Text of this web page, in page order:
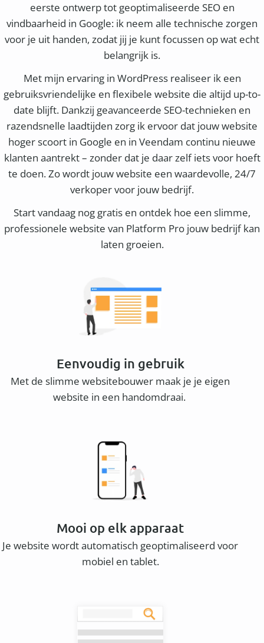
eerste ontwerp tot geoptimaliseerde SEO en
vindbaarheid in Google: ik neem alle technische zorgen
voor je uit handen, zodat jij je kunt focussen op wat echt
belangrijk is.
Met mijn ervaring in WordPress realiseer ik een
gebruiksvriendelijke en flexibele website die altijd up-to-
date blijft. Dankzij geavanceerde SEO-technieken en
razendsnelle laadtijden zorg ik ervoor dat jouw website
hoger scoort in Google en in Veendam continu nieuwe
klanten aantrekt – zonder dat je daar zelf iets voor hoeft
te doen. Zo wordt jouw website een waardevolle, 24/7
verkoper voor jouw bedrijf.
Start vandaag nog gratis en ontdek hoe een slimme,
professionele website van Platform Pro jouw bedrijf kan
laten groeien.
Eenvoudig in gebruik
Met de slimme websitebouwer maak je je eigen
website in een handomdraai.
Mooi op elk apparaat
Je website wordt automatisch geoptimaliseerd voor
mobiel en tablet.